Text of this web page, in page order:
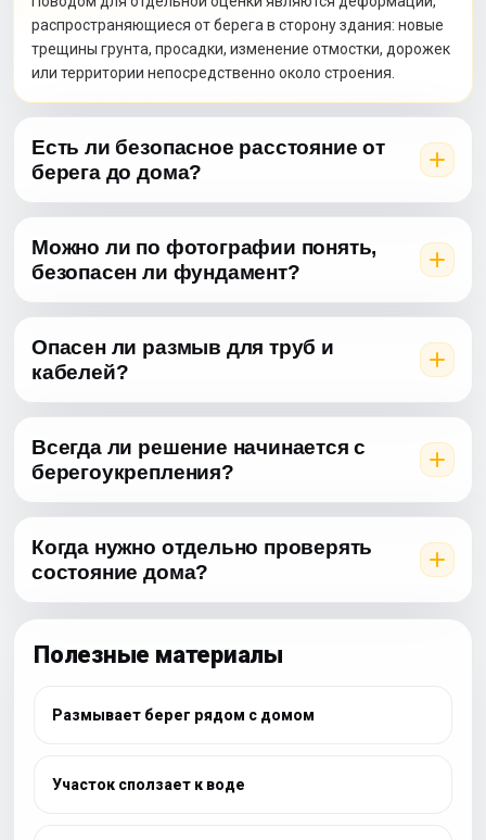
распространяющиеся от берега в сторону здания: новые
трещины грунта, просадки, изменение отмостки, дорожек
или территории непосредственно около строения.
Есть ли безопасное расстояние от
берега до дома?
Можно ли по фотографии понять,
безопасен ли фундамент?
Опасен ли размыв для труб и
кабелей?
Всегда ли решение начинается с
берегоукрепления?
Когда нужно отдельно проверять
состояние дома?
Полезные материалы
Размывает берег рядом с домом
Участок сползает к воде